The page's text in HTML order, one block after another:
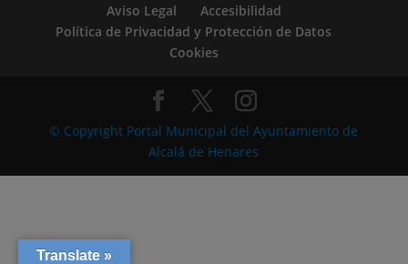
Aviso Legal
Accesibilidad
Política de Privacidad y Protección de Datos
Cookies
© Copyright Portal Municipal del Ayuntamiento de
Alcalá de Henares
Translate »